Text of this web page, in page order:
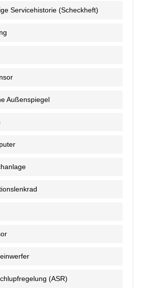
Servicehistorie (Scheckheft)
Außenspiegel
(ASR)